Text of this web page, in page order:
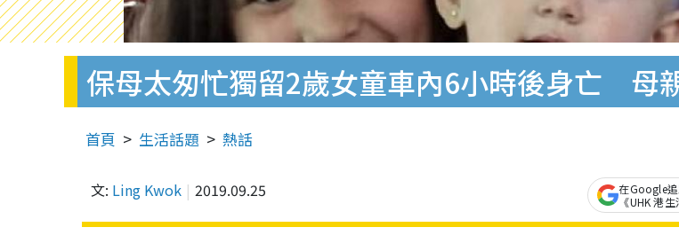
保母太匆忙獨留2歲女童車內6小時後身亡 母
首頁 生活話題 熱話
文: Ling Kwok 2019.09.25
在Google
《UHK 港生